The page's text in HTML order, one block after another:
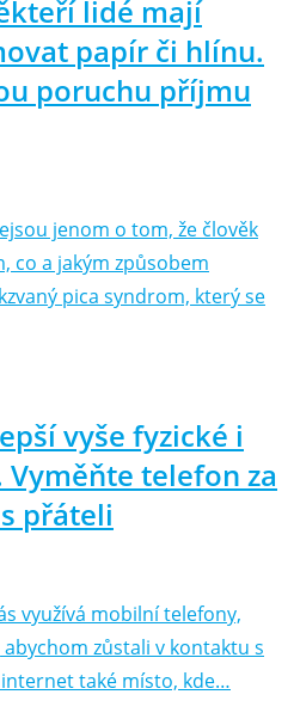
lidé mají
papír či hlínu.
poruchu příjmu
jenom o tom, že člověk
co a jakým způsobem
pica syndrom, který se
vyše fyzické i
telefon za
přáteli
využívá mobilní telefony,
zůstali v kontaktu s
také místo, kde…